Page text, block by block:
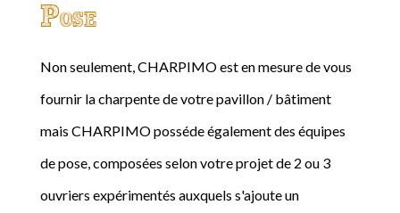
Pose
Non seulement, CHARPIMO est en mesure de vous
fournir la charpente de votre pavillon / bâtiment
mais CHARPIMO posséde également des équipes
de pose, composées selon votre projet de 2 ou 3
ouvriers expérimentés auxquels s'ajoute un